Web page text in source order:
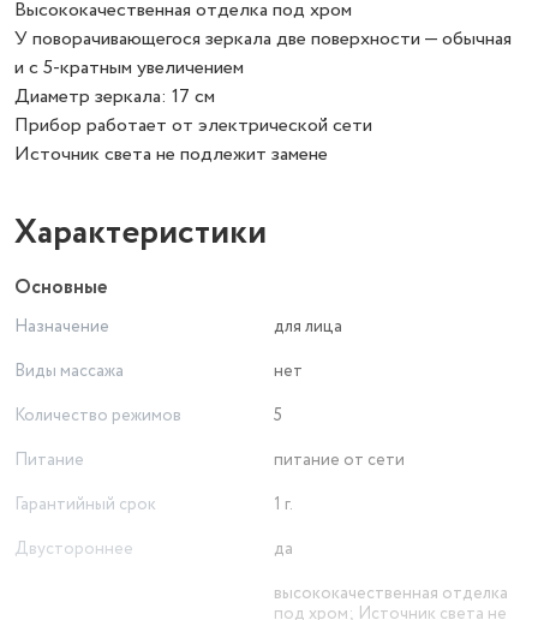
Высококачественная отделка под хром
У поворачивающегося зеркала две поверхности — обычная
и с 5-кратным увеличением
Диаметр зеркала: 17 см
Прибор работает от электрической сети
Источник света не подлежит замене
Характеристики
Основные
Назначение
для лица
Виды массажа
нет
Количество режимов
5
Питание
питание от сети
Гарантийный срок
1 г.
Двустороннее
да
высококачественная отделка
под хром; Источник света не